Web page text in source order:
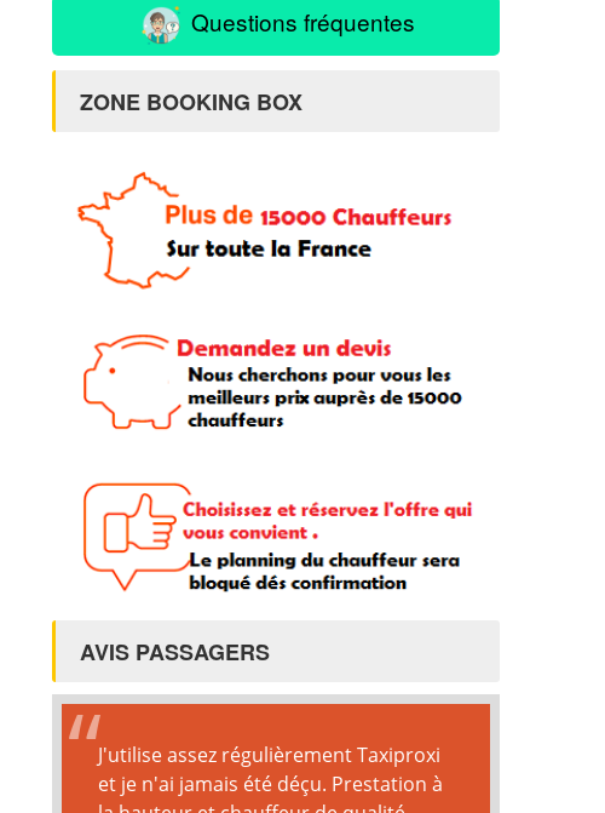
Questions fréquentes
ZONE BOOKING BOX
AVIS PASSAGERS